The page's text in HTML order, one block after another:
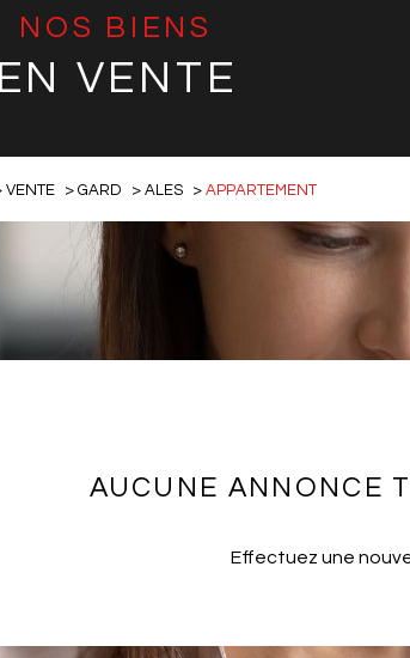
NOS BIENS
EN VENTE
VENTE GARD ALES APPARTEMENT
AUCUNE ANNONCE
Effectuez une